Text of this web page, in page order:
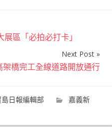
區「必拍必打卡」
Next Post
橋完工全線道路開放通行
島日報編輯部
嘉義新